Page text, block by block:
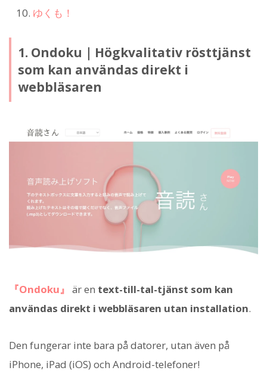
ゆくも！
1. Ondoku｜Högkvalitativ rösttjänst
som kan användas direkt i
webbläsaren
『Ondoku』 är en text-till-tal-tjänst som kan
användas direkt i webbläsaren utan installation.
Den fungerar inte bara på datorer, utan även på
iPhone, iPad (iOS) och Android-telefoner!